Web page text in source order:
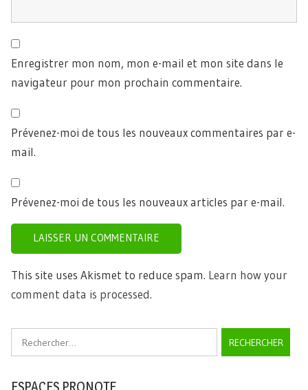
Enregistrer mon nom, mon e-mail et mon site dans le
navigateur pour mon prochain commentaire.
Prévenez-moi de tous les nouveaux commentaires par e-
mail.
Prévenez-moi de tous les nouveaux articles par e-mail.
This site uses Akismet to reduce spam. Learn how your
comment data is processed.
Rechercher :